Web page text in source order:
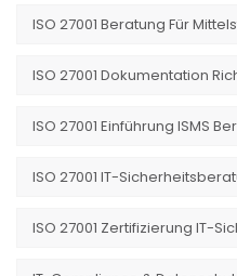
ISO 27001 Beratung Für
ISO 27001 Dokumentation
ISO 27001 Einführung ISMS
ISO 27001 IT-
ISO 27001 Zertifizierung IT-